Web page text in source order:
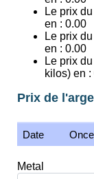
Le prix
en : 0.00
Le prix
en : 0.00
Le prix
kilos) en :
Prix de
Date
Metal